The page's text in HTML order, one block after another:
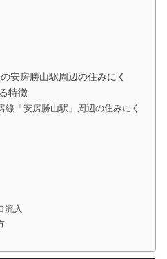
安房勝山駅周辺の住みにく
特徴
線「安房勝山駅」周辺の住みにく
流入